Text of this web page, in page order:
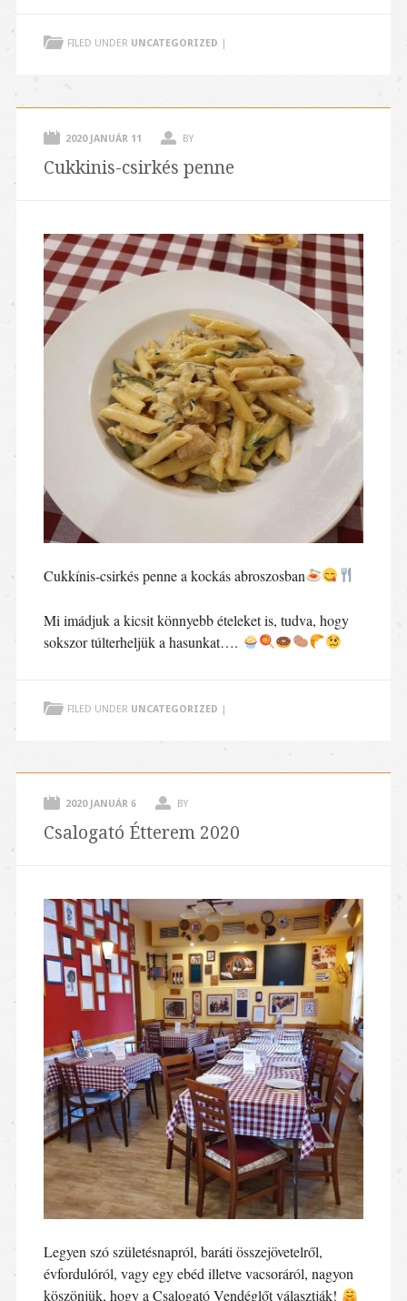
FILED UNDER UNCATEGORIZED
2020 JANUÁR 11 BY
Cukkinis-csirkés penne
Cukkínis-csirkés penne a kockás abroszosban
Mi imádjuk a kicsit könnyebb ételeket is, tudva, hogy
sokszor túlterheljük a hasunkat….
FILED UNDER UNCATEGORIZED |
2020 JANUÁR 6 BY
Csalogató Étterem 2020
Legyen szó születésnapról, baráti összejövetelről,
évfordulóról, vagy egy ebéd illetve vacsoráról, nagyon
köszönjük, hogy a Csalogató Vendéglőt választják!